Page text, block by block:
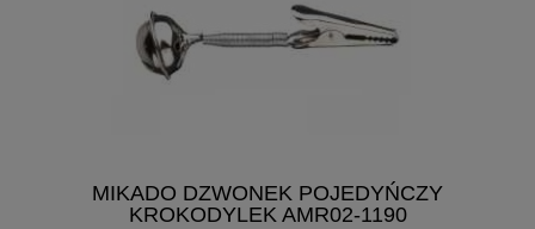
MIKADO DZWONEK POJEDYŃCZY
KROKODYLEK AMR02-1190